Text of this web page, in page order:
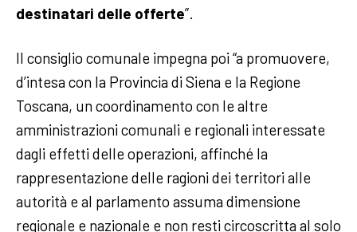
destinatari delle offerte”.
Il consiglio comunale impegna poi “a promuovere,
d’intesa con la Provincia di Siena e la Regione
Toscana, un coordinamento con le altre
amministrazioni comunali e regionali interessate
dagli effetti delle operazioni, affinché la
rappresentazione delle ragioni dei territori alle
autorità e al parlamento assuma dimensione
regionale e nazionale e non resti circoscritta al solo